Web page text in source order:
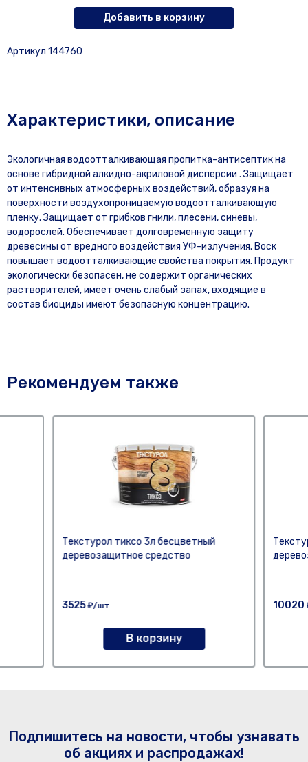
Добавить в корзину
Артикул 144760
Характеристики, описание
Экологичная водоотталкивающая пропитка-антисептик на
основе гибридной алкидно-акриловой дисперсии . Защищает
от интенсивных атмосферных воздействий, образуя на
поверхности воздухопроницаемую водоотталкивающую
пленку. Защищает от грибков гнили, плесени, синевы,
водорослей. Обеспечивает долговременную защиту
древесины от вредного воздействия УФ-излучения. Воск
повышает водоотталкивающие свойства покрытия. Продукт
экологически безопасен, не содержит органических
растворителей, имеет очень слабый запах, входящие в
состав биоциды имеют безопасную концентрацию.
Рекомендуем также
Текстурол тиксо 3л бесцветный
деревозащитное средство
3525₽/шт
В корзину
10020
Подпишитесь на новости, чтобы узнавать
об акциях и распродажах!